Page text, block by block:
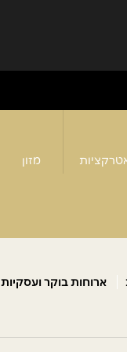
מזון
ארוחות בוקר ועסקיות